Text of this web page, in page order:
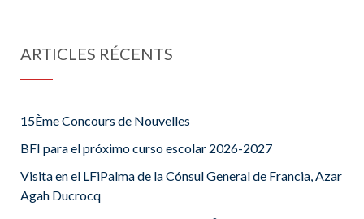
ARTICLES RÉCENTS
15Ème Concours de Nouvelles
BFI para el próximo curso escolar 2026-2027
Visita en el LFiPalma de la Cónsul General de Francia, Azar
Agah Ducrocq